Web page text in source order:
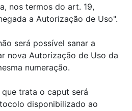
nos termos do art. 19,
a Autorização de Uso".
será possível sanar a
nova Autorização de Uso da
numeração.
trata o caput será
disponibilizado ao